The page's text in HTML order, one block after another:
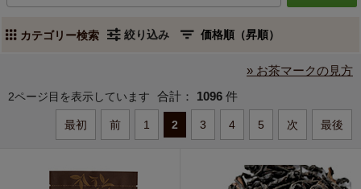
カテゴリー検索 絞り込み
» お茶マークの見方
2ページ目を表示しています 合計： 1096 件
最初 前 1 2 3 4 5 次 最後